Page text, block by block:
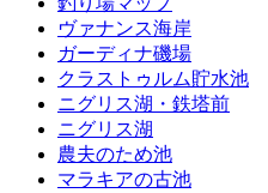
ヴァナンス海岸
ガーディナ磯場
クラストゥルム貯水池
ニグリス湖・鉄塔前
ニグリス湖
農夫のため池
マラキアの古池